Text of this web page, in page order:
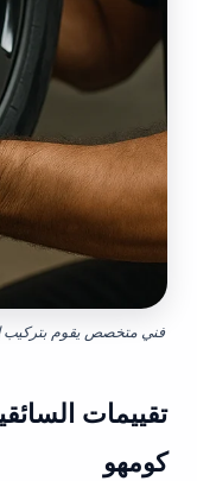
فني متخصص يقوم بتركيب
تقييمات
كومهو